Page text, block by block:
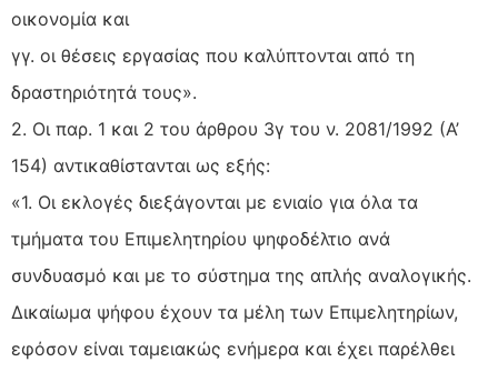
οικονομία και
γγ. οι θέσεις εργασίας που καλύπτονται από τη
δραστηριότητά τους».
2. Οι παρ. 1 και 2 του άρθρου 3γ του ν. 2081/1992 (Α’
154) αντικαθίστανται ως εξής:
«1. Οι εκλογές διεξάγονται με ενιαίο για όλα τα
τμήματα του Επιμελητηρίου ψηφοδέλτιο ανά
συνδυασμό και με το σύστημα της απλής αναλογικής.
Δικαίωμα ψήφου έχουν τα μέλη των Επιμελητηρίων,
εφόσον είναι ταμειακώς ενήμερα και έχει παρέλθει